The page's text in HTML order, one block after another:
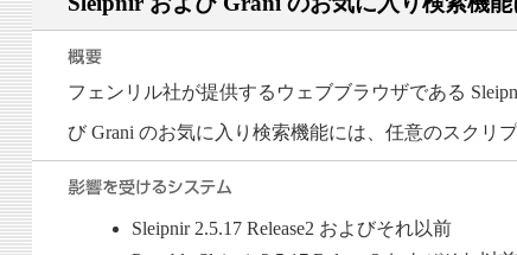
フェンリル社が提供するウェブブラウザである
び Grani のお気に入り検索機能には、任意のスクリ
Sleipnir 2.5.17 Release2 およびそれ以前